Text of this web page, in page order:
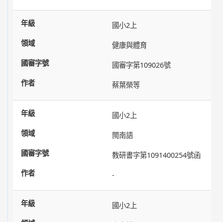
國小2上
健康與體育
國審字第109026號
蔡葉榮等
國小2上
閩南語
教研書字第1091400254號函
-
國小2上